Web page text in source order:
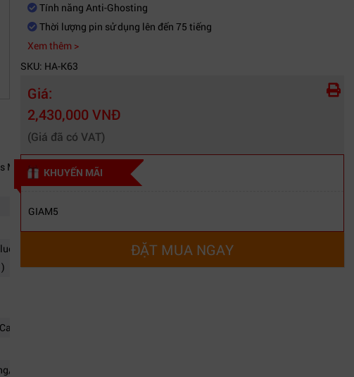
MX Red - LED Blue
4.2 + LE )
)
Tiếp tục/ Bắt đầu/
Tính năng Anti-Ghosting
Thời lượng pin sử dụng lên đến 75 tiếng
Xem thêm >
SKU: HA-K63
Giá:
2,430,000 VNĐ
(Giá đã có VAT)
KHUYẾN MÃI
GIAM5
ĐẶT MUA NGAY